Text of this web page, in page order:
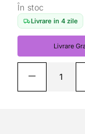
În stoc
Livrare in 4 zile
Livrare